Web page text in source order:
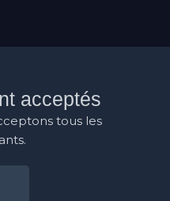
acceptés
tous les